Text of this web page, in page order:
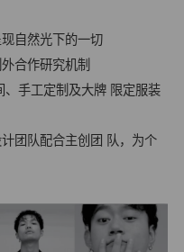
自然光下的一切
合作研究机制
手工定制及大牌 限定服装
团队配合主创团 队，为个